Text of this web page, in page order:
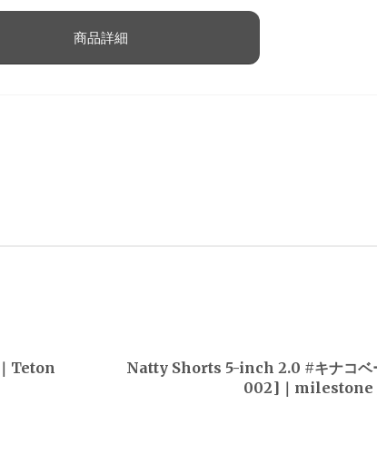
商品詳細
Teton
Natty Shorts 5-inch 2.0 #キナコベ
002]｜milestone